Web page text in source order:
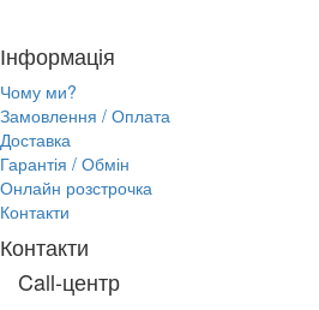
Інформація
Чому ми?
Замовлення / Оплата
Доставка
Гарантія / Обмін
Онлайн розстрочка
Контакти
Контакти
Call-центр